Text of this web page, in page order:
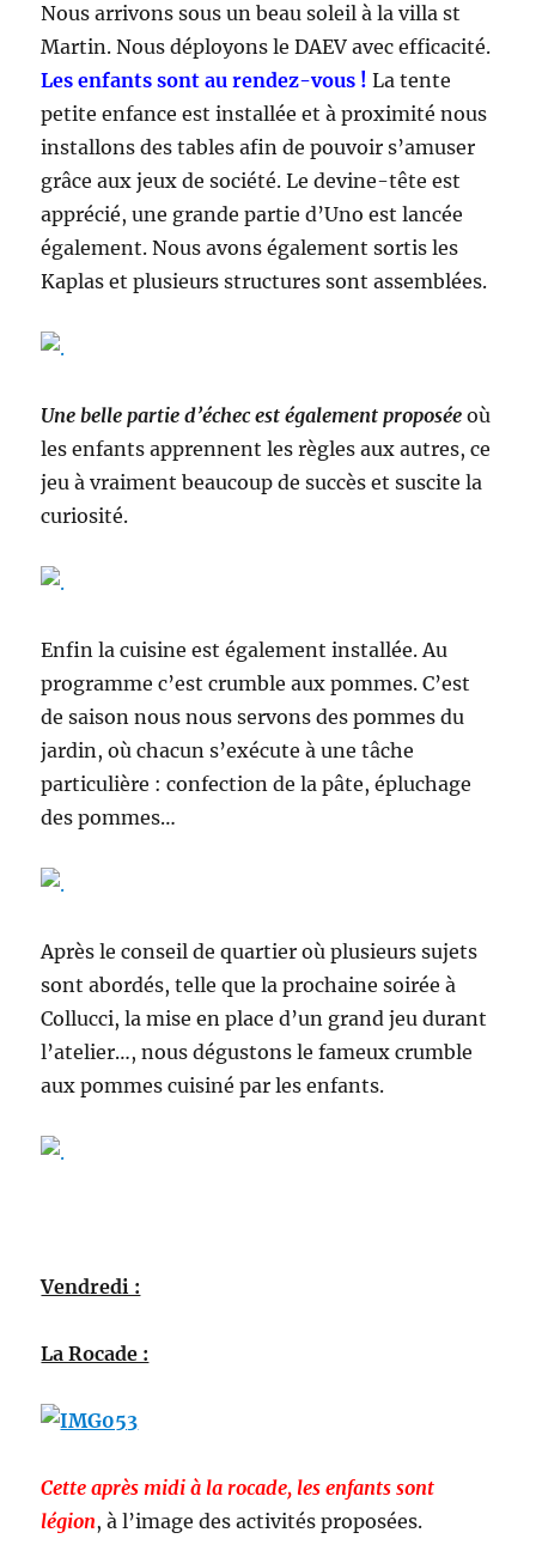
Nous arrivons sous un beau soleil à la villa st
Martin. Nous déployons le DAEV avec efficacité.
Les enfants sont au rendez-vous ! La tente
petite enfance est installée et à proximité nous
installons des tables afin de pouvoir s’amuser
grâce aux jeux de société. Le devine-tête est
apprécié, une grande partie d’Uno est lancée
également. Nous avons également sortis les
Kaplas et plusieurs structures sont assemblées.
Une belle partie d’échec est également proposée où
les enfants apprennent les règles aux autres, ce
jeu à vraiment beaucoup de succès et suscite la
curiosité.
Enfin la cuisine est également installée. Au
programme c’est crumble aux pommes. C’est
de saison nous nous servons des pommes du
jardin, où chacun s’exécute à une tâche
particulière : confection de la pâte, épluchage
des pommes…
Après le conseil de quartier où plusieurs sujets
sont abordés, telle que la prochaine soirée à
Collucci, la mise en place d’un grand jeu durant
l’atelier…, nous dégustons le fameux crumble
aux pommes cuisiné par les enfants.
Vendredi :
La Rocade :
Cette après midi à la rocade, les enfants sont
légion, à l’image des activités proposées.